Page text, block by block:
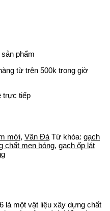
phẩm
từ trên 500k trong giờ
trực tiếp
mới, Vân Đá Từ khóa: gạch
chất men bóng, gạch ốp lát
là một vật liệu xây dựng chất